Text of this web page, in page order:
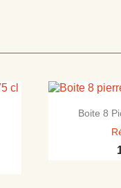

Boite 8